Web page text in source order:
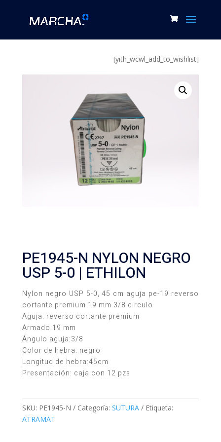
[yith_wcwl_add_to_wishlist]
PE1945-N NYLON NEGRO
USP 5-0 | ETHILON
Nylon negro USP 5-0, 45 cm aguja pe-19 reverso
cortante premium 19 mm 3/8 circulo
Aguja: reverso cortante premium
Armado:19 mm
Ángulo aguja:3/8
Color de hebra: negro
Longitud de hebra:45cm
Presentación: caja con 12 pzs
SKU: PE1945-N Categoría: SUTURA
Etiqueta:
ATRAMAT